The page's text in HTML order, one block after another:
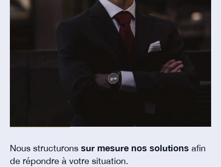
Nous structurons sur mesure nos solutions afin
de répondre à votre situation.